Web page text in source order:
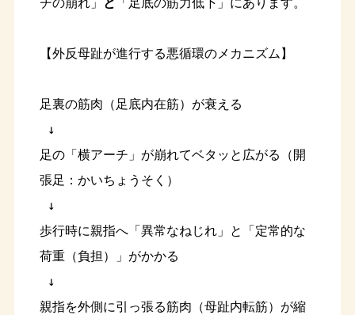
チの崩れ」 と 「足底の筋力低下」にあります。
【外反母趾が進行する悪循環のメカニズム】
足裏の筋肉（足底内在筋）が衰える
足の「横アーチ」が崩れてベタッと広がる（開
張足：かいちょうそく）
歩行時に親指へ「異常なねじれ」と「定常的な
荷重（負担）」がかかる
親指を外側に引っ張る筋肉（母趾内転筋）が縮